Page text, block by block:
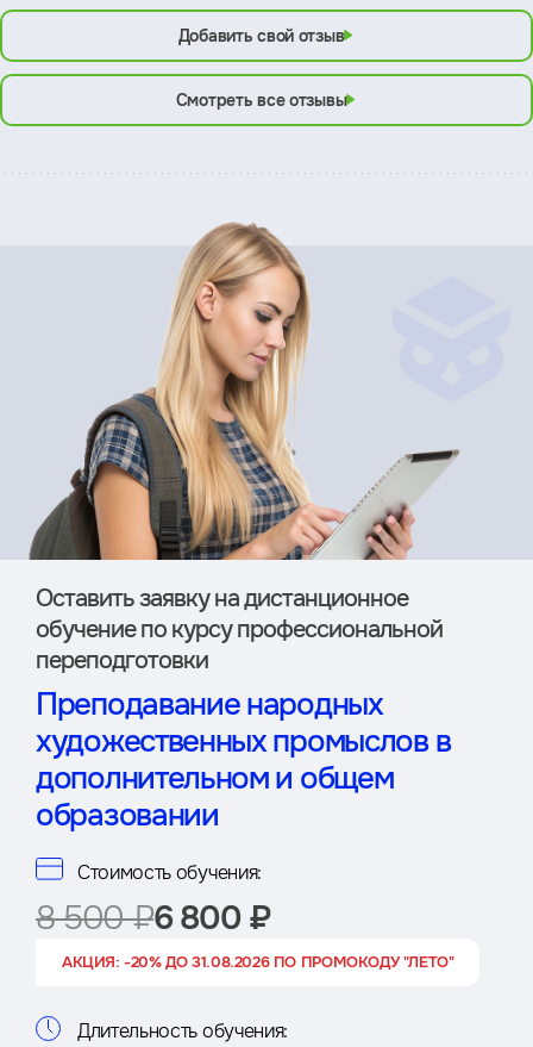
Добавить свой отзыв
Смотреть все отзывы
Оставить заявку на дистан­ционное
обучение по курсу профессиональной
переподготовки
Преподавание народных
художественных промыслов в
дополнительном и общем
образовании
Стоимость обучения:
8 500 ₽6 800 ₽
АКЦИЯ: -20% ДО 31.08.2026 ПО ПРОМОКОДУ "ЛЕТО"
Длительность обучения: